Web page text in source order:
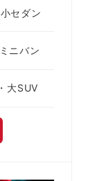
セダン
ニバン
大SUV